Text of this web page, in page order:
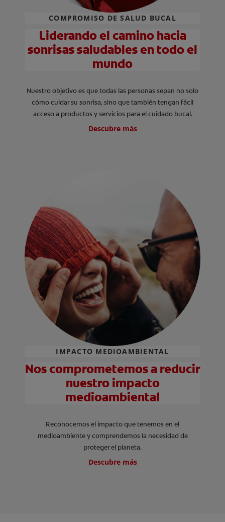
COMPROMISO DE SALUD BUCAL
Liderando el camino hacia
sonrisas saludables en todo el
mundo
Nuestro objetivo es que todas las personas sepan no solo
cómo cuidar su sonrisa, sino que también tengan fácil
acceso a productos y servicios para el cuidado bucal.
Descubre más
IMPACTO MEDIOAMBIENTAL
Nos comprometemos a reducir
nuestro impacto
medioambiental
Reconocemos el impacto que tenemos en el
medioambiente y comprendemos la necesidad de
proteger el planeta.
Descubre más